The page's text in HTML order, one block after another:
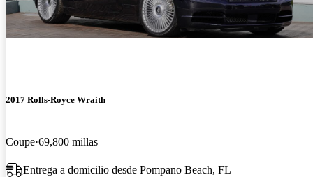
2017 Rolls-Royce Wraith
Coupe 69,800 millas
Entrega a domicilio desde Pompano Beach, FL